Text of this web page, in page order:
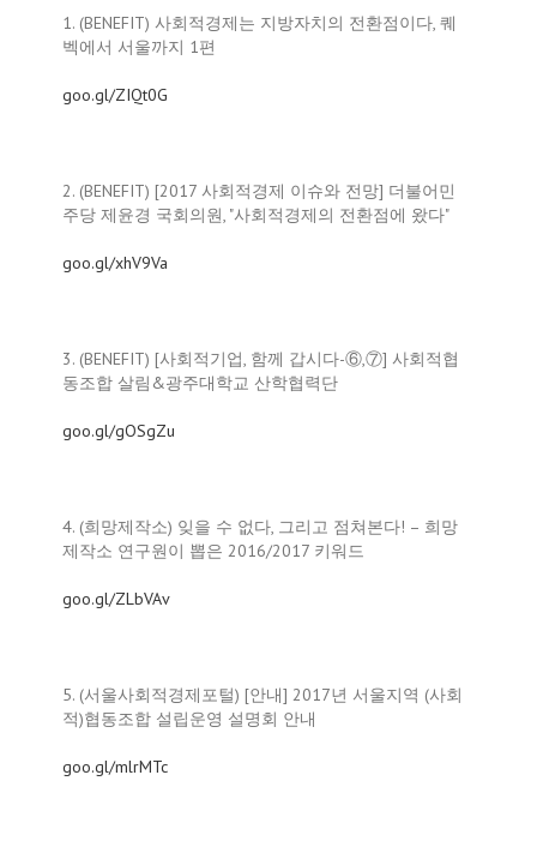
1. (BENEFIT) 사회적경제는 지방자치의 전환점이다, 퀘
벡에서 서울까지 1편
goo.gl/ZIQt0G
2. (BENEFIT) [2017 사회적경제 이슈와 전망] 더불어민
주당 제윤경 국회의원, "사회적경제의 전환점에 왔다"
goo.gl/xhV9Va
3. (BENEFIT) [사회적기업, 함께 갑시다-⑥,⑦] 사회적협
동조합 살림&광주대학교 산학협력단
goo.gl/gOSgZu
4. (희망제작소) 잊을 수 없다, 그리고 점쳐본다! – 희망
제작소 연구원이 뽑은 2016/2017 키워드
goo.gl/ZLbVAv
5. (서울사회적경제포털) [안내] 2017년 서울지역 (사회
적)협동조합 설립운영 설명회 안내
goo.gl/mlrMTc